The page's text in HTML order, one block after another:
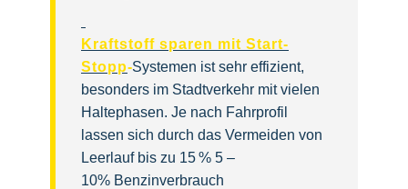
Kraftstoff sparen mit Start-
Stopp-Systemen ist sehr effizient,
besonders im Stadtverkehr mit vielen
Haltephasen. Je nach Fahrprofil
lassen sich durch das Vermeiden von
Leerlauf bis zu 15 % 5 –
10% Benzinverbrauch